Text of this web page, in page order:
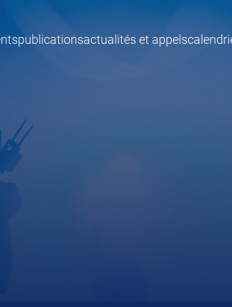
publicationsactualités et appels